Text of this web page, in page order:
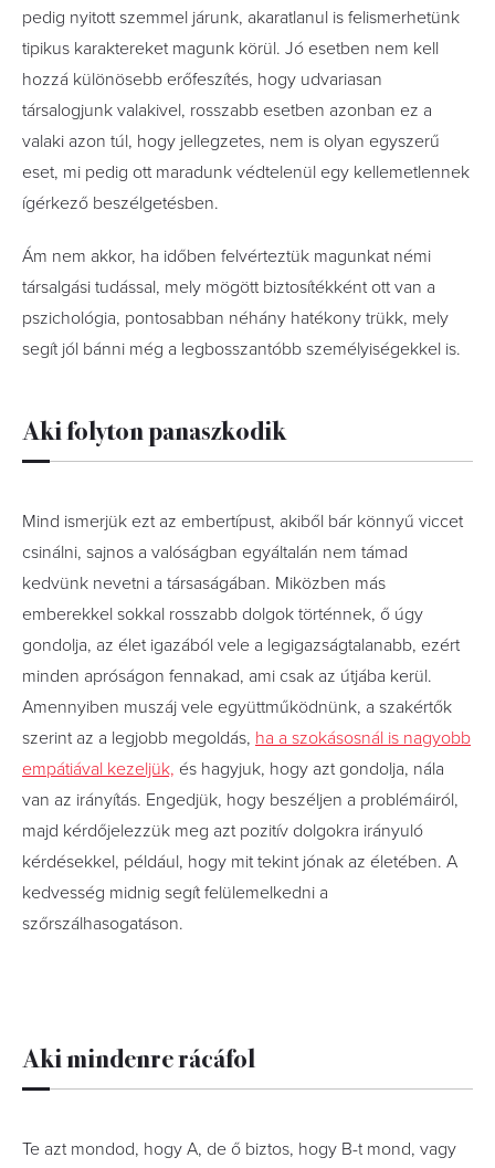
pedig nyitott szemmel járunk, akaratlanul is felismerhetünk
tipikus karaktereket magunk körül. Jó esetben nem kell
hozzá különösebb erőfeszítés, hogy udvariasan
társalogjunk valakivel, rosszabb esetben azonban ez a
valaki azon túl, hogy jellegzetes, nem is olyan egyszerű
eset, mi pedig ott maradunk védtelenül egy kellemetlennek
ígérkező beszélgetésben.
Ám nem akkor, ha időben felvérteztük magunkat némi
társalgási tudással, mely mögött biztosítékként ott van a
pszichológia, pontosabban néhány hatékony trükk, mely
segít jól bánni még a legbosszantóbb személyiségekkel is.
Aki folyton panaszkodik
Mind ismerjük ezt az embertípust, akiből bár könnyű viccet
csinálni, sajnos a valóságban egyáltalán nem támad
kedvünk nevetni a társaságában. Miközben más
emberekkel sokkal rosszabb dolgok történnek, ő úgy
gondolja, az élet igazából vele a legigazságtalanabb, ezért
minden apróságon fennakad, ami csak az útjába kerül.
Amennyiben muszáj vele együttműködnünk, a szakértők
szerint az a legjobb megoldás, ha a szokásosnál is nagyobb
empátiával kezeljük, és hagyjuk, hogy azt gondolja, nála
van az irányítás. Engedjük, hogy beszéljen a problémáiról,
majd kérdőjelezzük meg azt pozitív dolgokra irányuló
kérdésekkel, például, hogy mit tekint jónak az életében. A
kedvesség midnig segít felülemelkedni a
szőrszálhasogatáson.
Aki mindenre rácáfol
Te azt mondod, hogy A, de ő biztos, hogy B-t mond, vagy